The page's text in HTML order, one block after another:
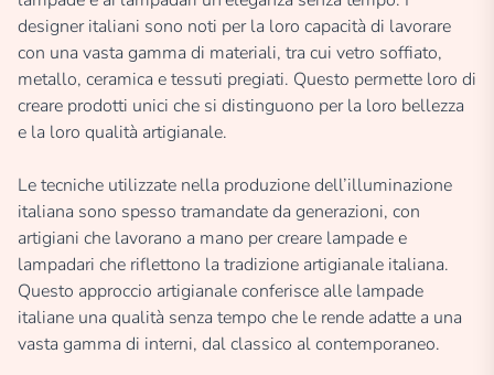
designer italiani sono noti per la loro capacità di lavorare
con una vasta gamma di materiali, tra cui vetro soffiato,
metallo, ceramica e tessuti pregiati. Questo permette loro di
creare prodotti unici che si distinguono per la loro bellezza
e la loro qualità artigianale.
Le tecniche utilizzate nella produzione dell’illuminazione
italiana sono spesso tramandate da generazioni, con
artigiani che lavorano a mano per creare lampade e
lampadari che riflettono la tradizione artigianale italiana.
Questo approccio artigianale conferisce alle lampade
italiane una qualità senza tempo che le rende adatte a una
vasta gamma di interni, dal classico al contemporaneo.